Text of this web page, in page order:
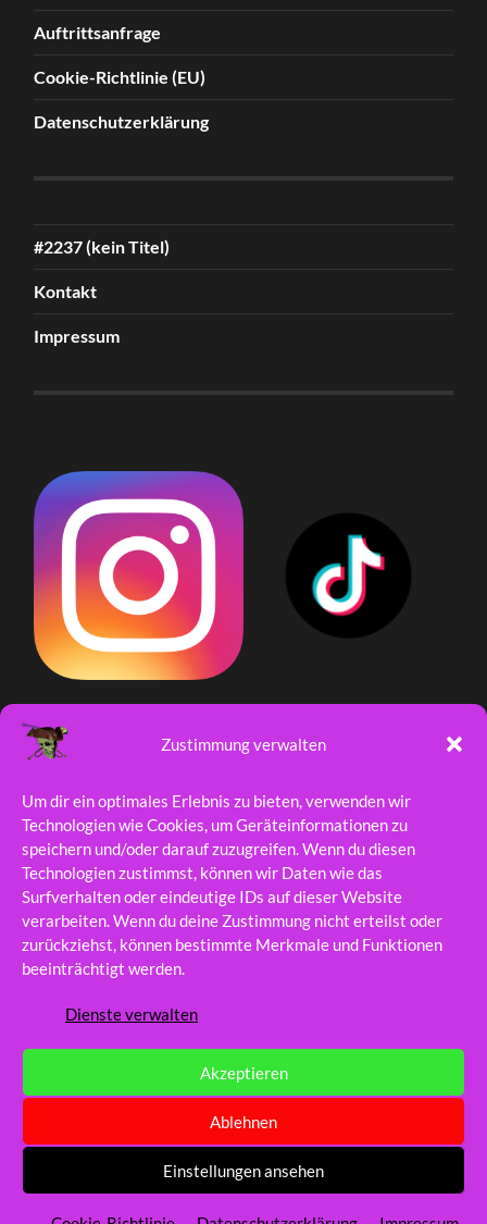
Zustimmung verwalten
Um dir ein optimales Erlebnis zu bieten, verwenden wir
Technologien wie Cookies, um Geräteinformationen zu
speichern und/oder darauf zuzugreifen. Wenn du diesen
Technologien zustimmst, können wir Daten wie das
Surfverhalten oder eindeutige IDs auf dieser Website
verarbeiten. Wenn du deine Zustimmung nicht erteilst oder
zurückziehst, können bestimmte Merkmale und Funktionen
beeinträchtigt werden.
Dienste verwalten
Akzeptieren
Ablehnen
Einstellungen ansehen
Auftrittsanfrage
Cookie-Richtlinie (EU)
Datenschutzerklärung
#2237 (kein Titel)
Kontakt
Impressum